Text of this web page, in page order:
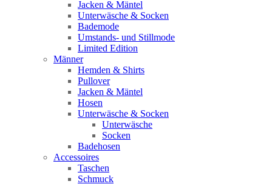
Jacken & Mäntel
Unterwäsche & Socken
Bademode
Umstands- und Stillmode
Limited Edition
Männer
Hemden & Shirts
Pullover
Jacken & Mäntel
Hosen
Unterwäsche & Socken
Unterwäsche
Socken
Badehosen
Accessoires
Taschen
Schmuck